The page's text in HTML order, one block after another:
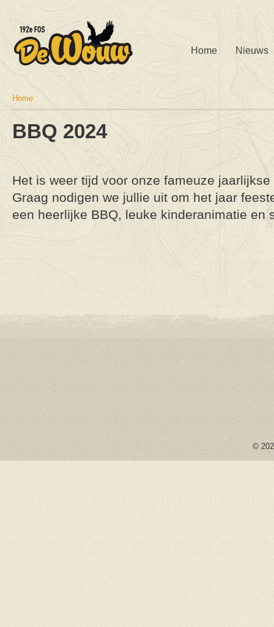
Home Nieuws
U bent hier
Home
BBQ 2024
Het is weer tijd voor onze fameuze jaarlijkse
Graag nodigen we jullie uit om het jaar
een heerlijke BBQ, leuke kinderanimatie en
©